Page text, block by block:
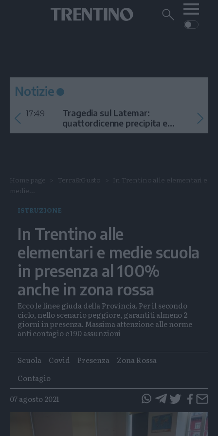
Cerca
CRONACA
GARDA
CULTURA
VIDEO
Notizie
17:49
Tragedia sul Latemar:
quattordicenne precipita e
muore
Home page Terra&Gusto
In Trentino alle elementari e
medie...
ISTRUZIONE
In Trentino alle
elementari e medie scuola
in presenza al 100%
anche in zona rossa
Ecco le linee giuda della Provincia. Per il secondo
ciclo, nello scenario peggiore, garantiti almeno 2
giorni in presenza. Massima attenzione alle norme
anti contagio e 190 assunzioni
Tags
Scuola Covid Presenza
Zona Rossa
Contagio
07 agosto 2021
questo
su